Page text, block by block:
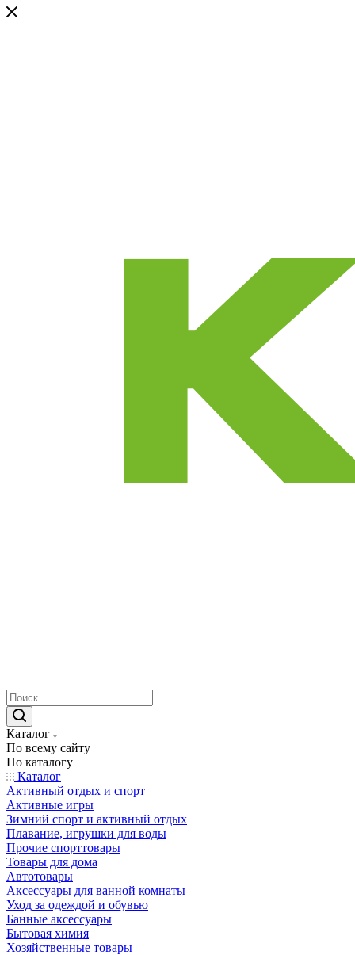
Каталог
По всему сайту
По каталогу
Каталог
Активный отдых и спорт
Активные игры
Зимний спорт и активный отдых
Плавание, игрушки для воды
Прочие спорттовары
Товары для дома
Автотовары
Аксессуары для ванной комнаты
Уход за одеждой и обувью
Банные аксессуары
Бытовая химия
Хозяйственные товары